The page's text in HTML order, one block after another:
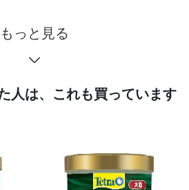
もっと見る
人は、これも買っています